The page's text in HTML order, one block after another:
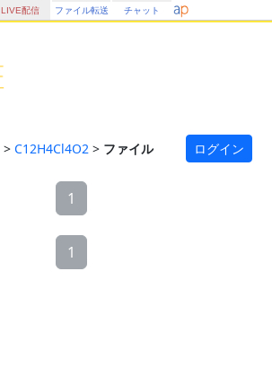
LIVE配信 ファイル転送 チャット
> C12H4Cl4O2 > ファイル ログイン
1
1